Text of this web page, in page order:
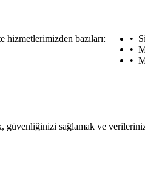
hizmetlerimizden bazıları:
sağlamak ve